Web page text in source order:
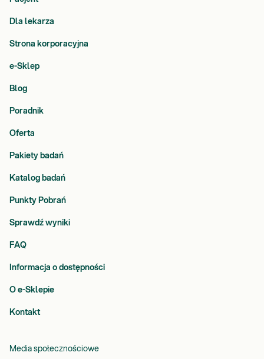
Dla lekarza
Strona korporacyjna
e-Sklep
Blog
Poradnik
Oferta
Pakiety badań
Katalog badań
Punkty Pobrań
Sprawdź wyniki
FAQ
Informacja o dostępności
O e-Sklepie
Kontakt
Media społecznościowe